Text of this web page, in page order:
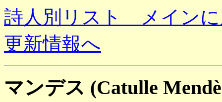
詩人別リスト メイン
更新情報へ
マンデス (Catulle